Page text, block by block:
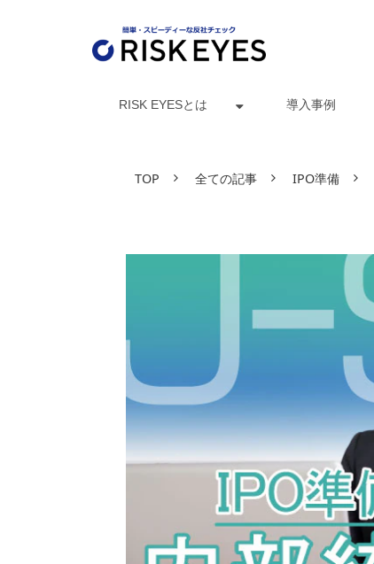
RISK EYESとは 導入事例
TOP 全ての記事 IPO準備